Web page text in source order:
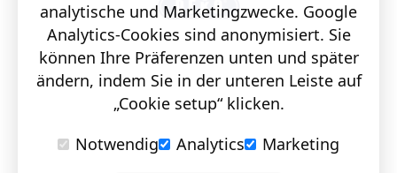
analytische und Marketingzwecke. Google
Analytics-Cookies sind anonymisiert. Sie
können Ihre Präferenzen unten und später
ändern, indem Sie in der unteren Leiste auf
„Cookie setup“ klicken.
Notwendig
Analytics Marketing